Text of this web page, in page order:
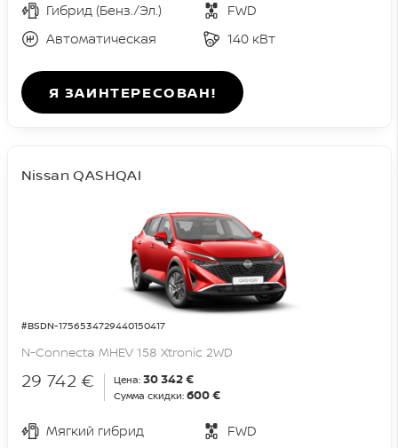
Гибрид (Бенз./Эл.)
FWD
Автоматическая
140 кВт
Я ЗАИНТЕРЕСОВАН!
#BSDN-1756534729440150417
Nissan QASHQAI
N-Connecta MHEV 158 Xtronic 2WD
29 742 € Цена: 30 342 €
Сумма скидки: 600 €
Мягкий гибрид
FWD